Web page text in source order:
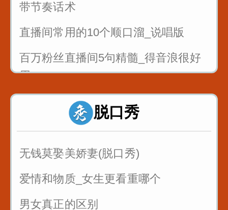
带节奏话术
直播间常用的10个顺口溜_说唱版
百万粉丝直播间5句精髓_得音浪很好
用
反复练习1w遍_主播基本功_直播话术
反复练习1w遍_主播基本功_直播话术
2
反复练习1w遍_主播基本功_直播话术
3
脱口秀
无钱莫娶美娇妻(脱口秀)
爱情和物质_女生更看重哪个
男女真正的区别